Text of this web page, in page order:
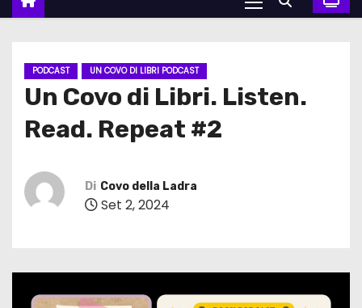
PODCAST UN COVO DI LIBRI PODCAST
Un Covo di Libri. Listen.
Read. Repeat #2
Di Covo della Ladra
Set 2, 2024